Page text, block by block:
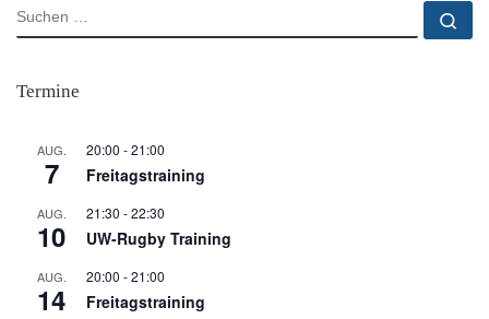
SUCHE
Termine
AUG.
7
20:00 -21:00
Freitagstraining
AUG.
10
21:30 -22:30
UW-Rugby Training
AUG.
14
20:00 -21:00
Freitagstraining